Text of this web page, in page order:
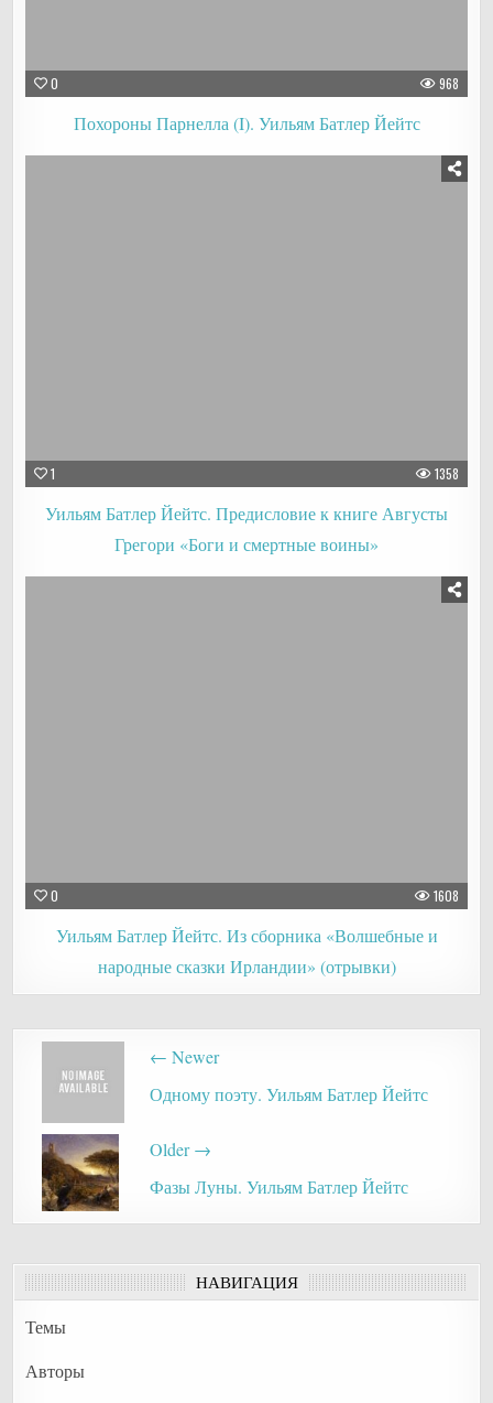
0 968
Похороны Парнелла (I). Уильям Батлер Йейтс
1 1358
Уильям Батлер Йейтс. Предисловие к книге Августы
Грегори «Боги и смертные воины»
0 1608
Уильям Батлер Йейтс. Из сборника «Волшебные и
народные сказки Ирландии» (отрывки)
Post
navigation
← Newer
Одному поэту. Уильям Батлер Йейтс
Older →
Фазы Луны. Уильям Батлер Йейтс
НАВИГАЦИЯ
Темы
Авторы